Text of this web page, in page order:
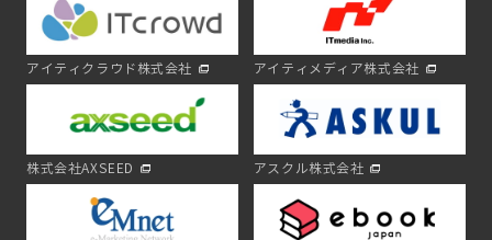
アイティクラウド株式会社 アイティメディア株式会社
株式会社AXSEED アスクル株式会社